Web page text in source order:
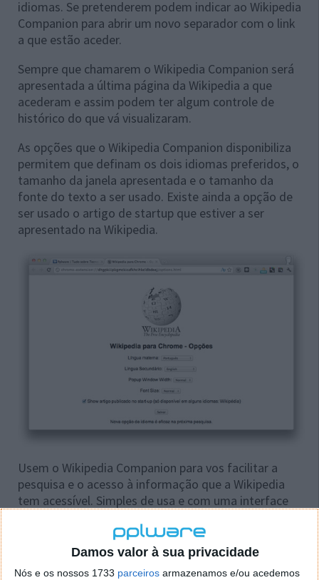
Damos valor à sua privacidade
Nós e os nossos 1733 parceiros armazenamos e/ou acedemos
idiomas. Se pretenderem podem indicar ao Wikipedia
Companion para abrir um novo separador com o link
a que estão aceder.
Sempre que chamarem o Wikipedia Companion será
apresentada a última página da Wikipedia a que
acederam e assim podem ter algum controle de
histórico do que vá visualizaram.
As opções que o Wikipedia Companion disponibiliza
permitem que definam os dois idiomas preferidos, o
tamanho da janela apresentada e o tamanho da
fonte do texto a ser usado. Existe ainda a opção de
ser usado o artigo de startup que estiver a ser
apresentado na Wikipedia.
Usem o Wikipedia Companion para vos facilitar a
pesquisa e o acesso à informação que a Wikipedia
tem acessível. Simples de usa e com uma interface
devem considerar ter no vosso Chrome, ainda mais
se forem consumidores ávidos da informação que a
Wikipedia nos permite aceder.